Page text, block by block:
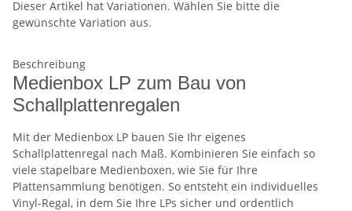
Dieser Artikel hat Variationen. Wählen Sie bitte die
gewünschte Variation aus.
Beschreibung
Medienbox LP zum Bau von
Schallplattenregalen
Mit der Medienbox LP bauen Sie Ihr eigenes
Schallplattenregal nach Maß. Kombinieren Sie einfach so
viele stapelbare Medienboxen, wie Sie für Ihre
Plattensammlung benötigen. So entsteht ein individuelles
Vinyl-Regal, in dem Sie Ihre LPs sicher und ordentlich